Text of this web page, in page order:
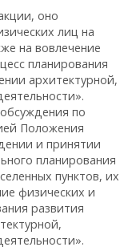
оно
лиц на
на вовлечение
планирования
архитектурной,
по
Положения
и принятии
планирования
пунктов, их
физических и
развития